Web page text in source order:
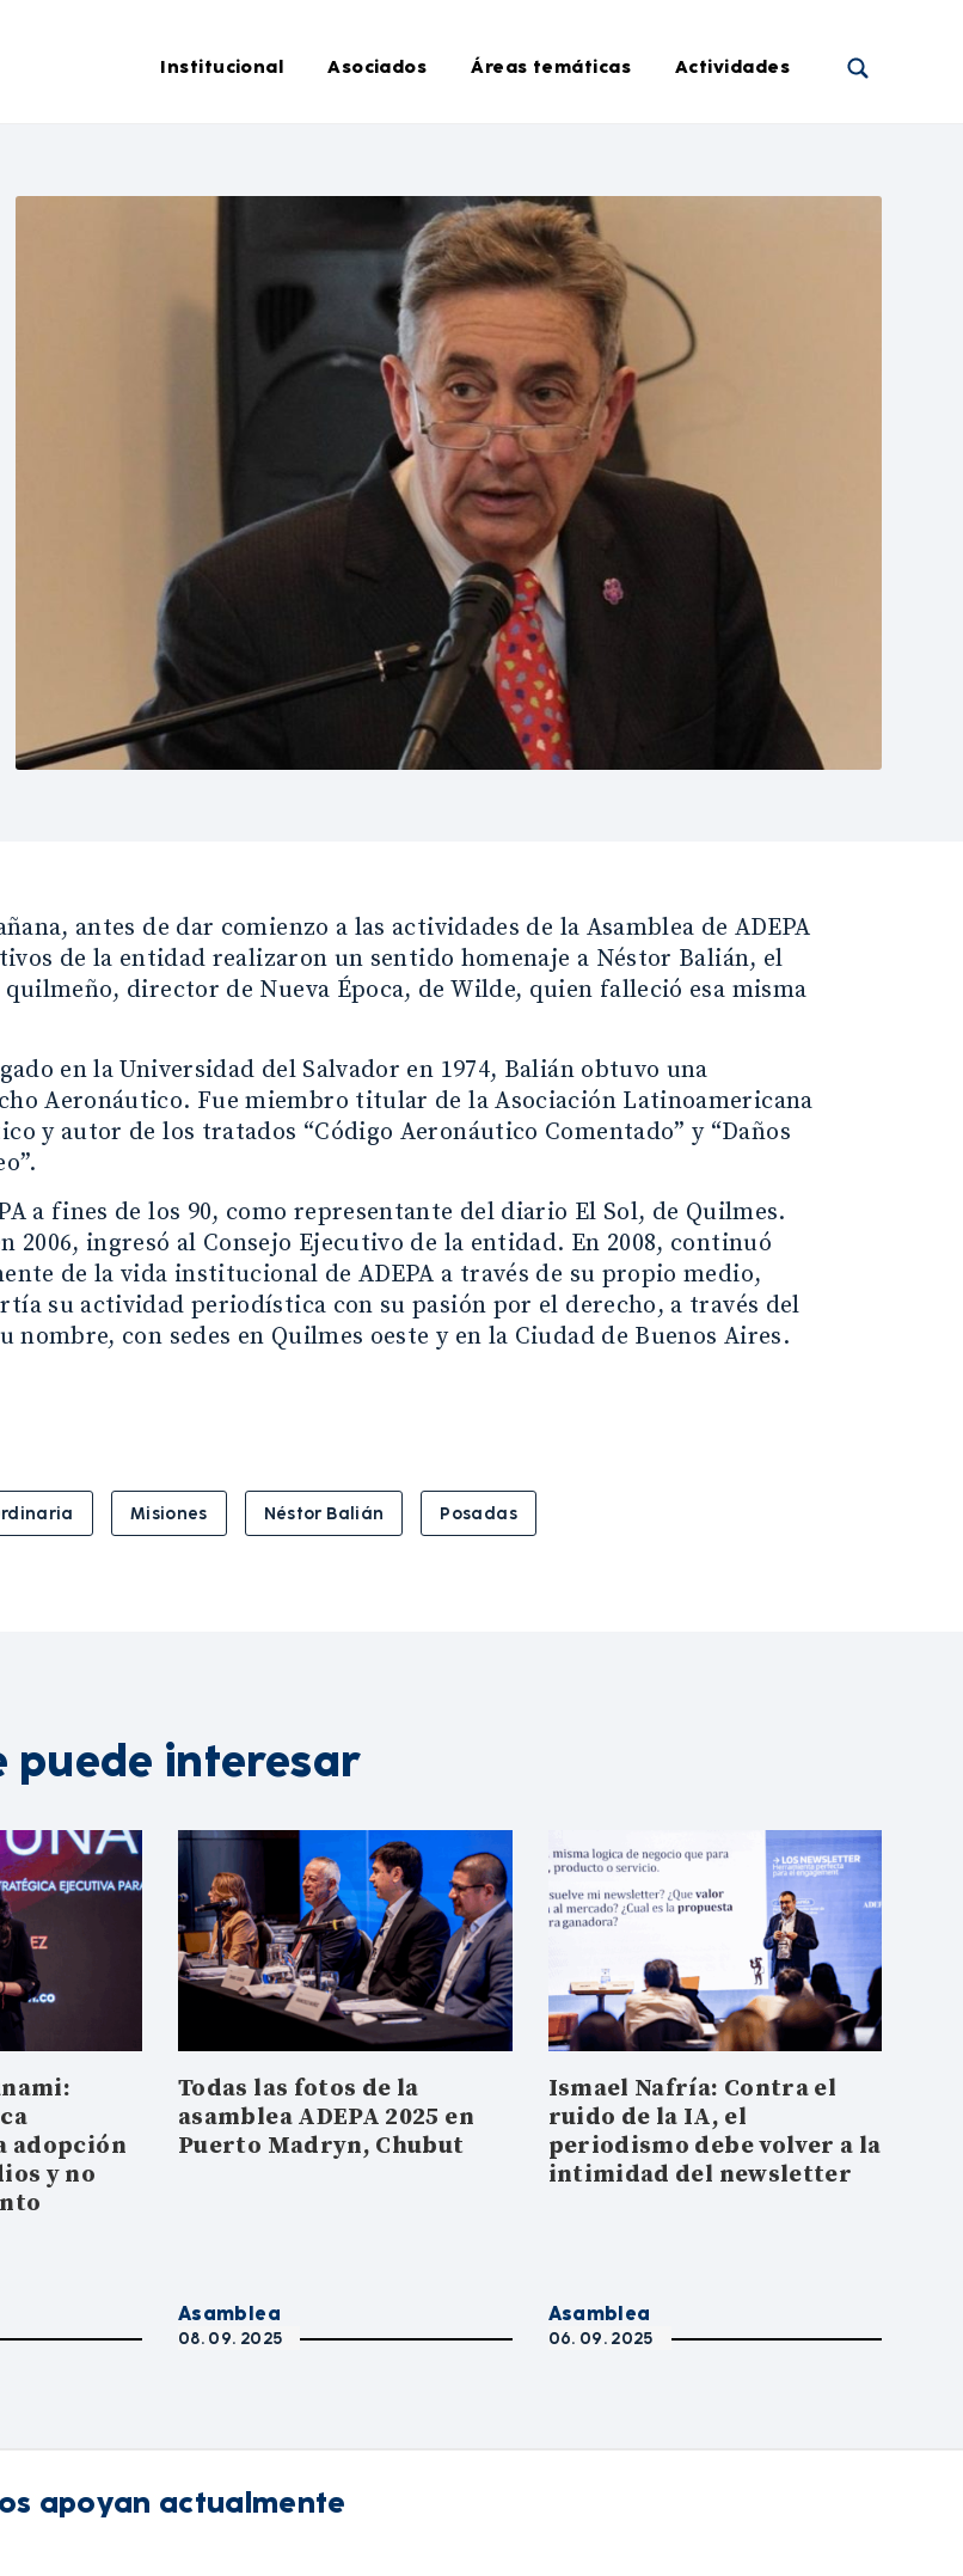
Institucional Asociados Áreas temáticas Actividades
antes de dar comienzo a las actividades de la Asamblea de ADEPA
de la entidad realizaron un sentido homenaje a Néstor Balián, el
director de Nueva Época, de Wilde, quien falleció esa misma
en la Universidad del Salvador en 1974, Balián obtuvo una
Aeronáutico. Fue miembro titular de la Asociación Latinoamericana
y autor de los tratados “Código Aeronáutico Comentado” y “Daños
a fines de los 90, como representante del diario El Sol, de Quilmes.
2006, ingresó al Consejo Ejecutivo de la entidad. En 2008, continuó
de la vida institucional de ADEPA a través de su propio medio,
su actividad periodística con su pasión por el derecho, a través del
nombre, con sedes en Quilmes oeste y en la Ciudad de Buenos Aires.
Misiones Néstor Balián Posadas
puede interesar
adopción
y no
Todas las fotos de la
asamblea ADEPA 2025 en
Puerto Madryn, Chubut
Asamblea
08. 09. 2025
Ismael Nafría: Contra el
ruido de la IA, el
periodismo debe volver a la
intimidad del newsletter
Asamblea
06. 09. 2025
apoyan actualmente